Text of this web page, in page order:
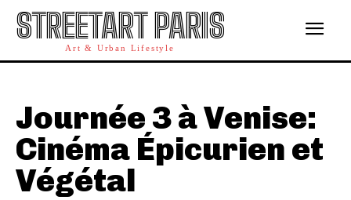
STREETART PARIS
Art & Urban Lifestyle
Journée 3 à Venise:
Cinéma Épicurien et
Végétal